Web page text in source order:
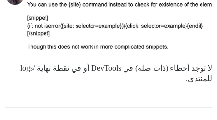
لا توجد أخطاء (ذات صلة) في DevTools أو في نقطة نهاية /logs
للمنتدى.